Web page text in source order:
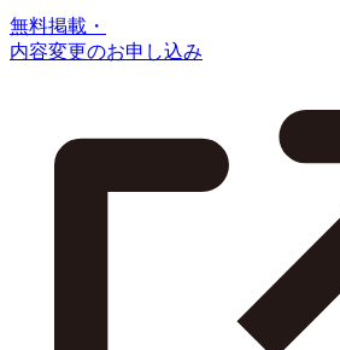
無料掲載・
内容変更のお申し込み